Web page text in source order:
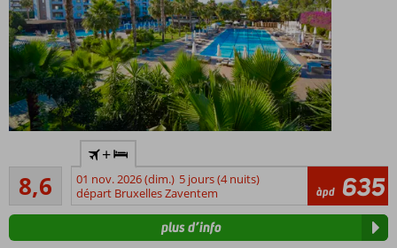
Directement
sur la plage
Piscines
avec
toboggans
Divers
8,6
Recommandé
127
commentaires
+
01 nov. 2026 (dim.) 5 jours (4 nuits)
départ Bruxelles Zaventem
àpd 635
plus d’info